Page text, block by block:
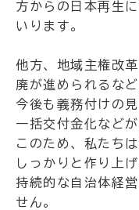
方からの日本再生
いります。
他方、地域主権改
廃が進められるな
今後も義務付けの
一括交付金化など
このため、私たち
しっかりと作り上
持続的な自治体経
せん。